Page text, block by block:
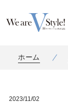
ホーム
2023/11/02